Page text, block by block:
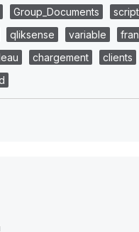
Group_Documents script
qliksense variable
chargement clients